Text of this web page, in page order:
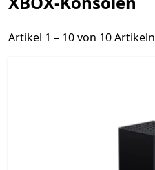
Artikel 1 – 10 von 10 Artikeln
Artikel 1 – 10 von 10 Artikeln